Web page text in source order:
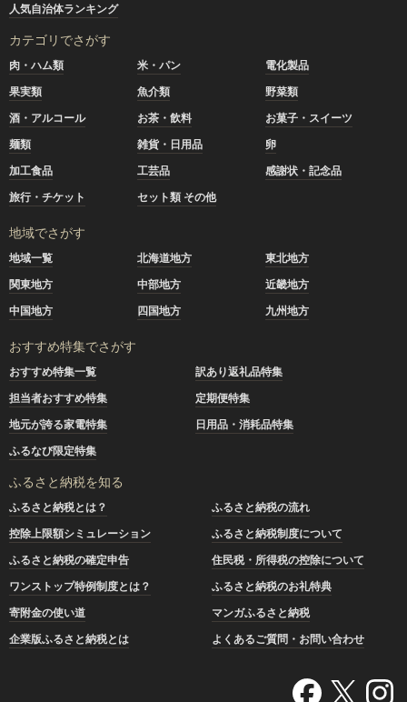
人気自治体ランキング
カテゴリでさがす
肉・ハム類 米・パン
電化製品
果実類
魚介類
野菜類
酒・アルコール
お茶・飲料
お菓子・スイーツ
麺類
雑貨・日用品
卵
加工食品
工芸品
感謝状・記念品
旅行・チケット
セット類 その他
地域でさがす
地域一覧 北海道地方
東北地方
関東地方
中部地方
近畿地方
中国地方
四国地方 九州地方
おすすめ特集でさがす
おすすめ特集一覧
訳あり返礼品特集
担当者おすすめ特集
定期便特集
地元が誇る家電特集
日用品・消耗品特集
ふるなび限定特集
ふるさと納税を知る
ふるさと納税とは？
ふるさと納税の流れ
控除上限額シミュレーション
ふるさと納税制度について
ふるさと納税の確定申告
住民税・所得税の控除について
ワンストップ特例制度とは？
ふるさと納税のお礼特典
寄附金の使い道
マンガふるさと納税
企業版ふるさと納税とは
よくあるご質問・お問い合わせ